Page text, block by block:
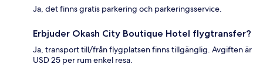
Ja, det finns gratis parkering och parkeringsservice.
Erbjuder Okash City Boutique Hotel flygtransfer?
Ja, transport till/från flygplatsen finns tillgänglig. Avgiften är
USD 25 per rum enkel resa.